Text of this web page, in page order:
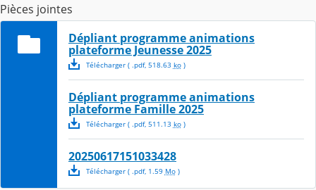
Pièces jointes
Dépliant programme animations
plateforme Jeunesse 2025
Télécharger( .pdf, 518.63 ko)
Dépliant programme animations
plateforme Famille 2025
Télécharger( .pdf, 511.13 ko)
20250617151033428
Télécharger( .pdf, 1.59 Mo)